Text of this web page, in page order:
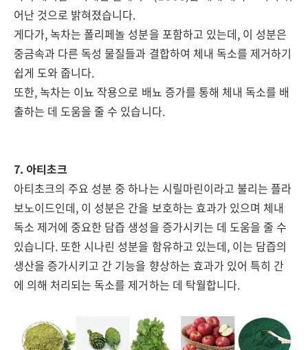
어난 것으로 밝혀졌습니다.
게다가, 녹차는 폴리페놀 성분을 포함하고 있는데, 이 성분은
중금속과 다른 독성 물질들과 결합하여 체내 독소를 제거하기
쉽게 도와 줍니다.
또한, 녹차는 이뇨 작용으로 배뇨 증가를 통해 체내 독소를 배
출하는 데 도움을 줄 수 있습니다.
7. 아티초크
아티초크의 주요 성분 중 하나는 시릴마린이라고 불리는 플라
보노이드인데, 이 성분은 간을 보호하는 효과가 있으며 체내
독소 제거에 중요한 담즙 생성을 증가시키는 데 도움을 줄 수
있습니다. 또한 시나린 성분을 함유하고 있는데, 이는 담즙의
생산을 증가시키고 간 기능을 향상하는 효과가 있어 특히 간
에 의해 처리되는 독소를 제거하는 데 탁월합니다.